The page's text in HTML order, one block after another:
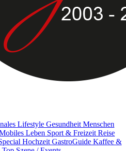
Lifestyle Gesundheit Menschen
Leben Sport & Freizeit Reise
Hochzeit GastroGuide Kaffee &